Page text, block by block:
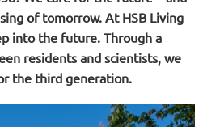
of tomorrow. At HSB Living
into the future. Through a
residents and scientists, we
the third generation.